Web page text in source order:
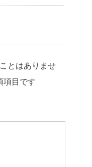
とはありませ
項目です